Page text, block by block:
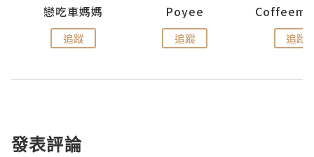
戀吃車媽媽
追蹤
Poyee
追蹤 追蹤
發表評論